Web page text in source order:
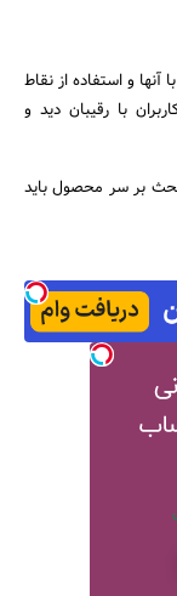
آنها و استفاده از نقاط
با رقیبان دید و
بر سر محصول باید